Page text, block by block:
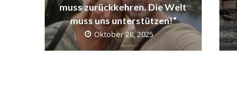
muss zurückkehren. Die Welt
muss uns unterstützen!“
Oktober 28, 2025